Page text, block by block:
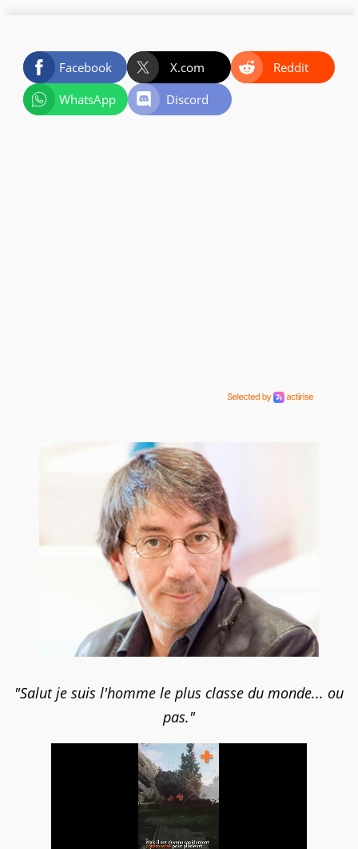
Facebook X.com
Reddit
WhatsApp
Discord
"Salut je suis l'homme le plus classe du monde... ou
pas."